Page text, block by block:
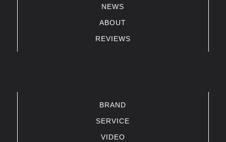
NEWS
ABOUT
REVIEWS
BRAND
SERVICE
VIDEO